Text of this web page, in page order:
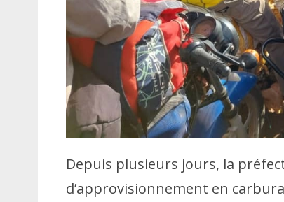
Depuis plusieurs jours, la
d’approvisionnement en